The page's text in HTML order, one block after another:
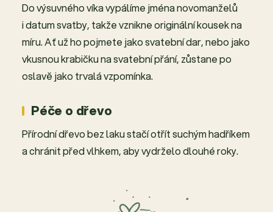
Do výsuvného víka vypálíme jména novomanželů
i datum svatby, takže vznikne originální kousek na
míru. Ať už ho pojmete jako svatební dar, nebo jako
vkusnou krabičku na svatební přání, zůstane po
oslavě jako trvalá vzpomínka.
Péče o dřevo
Přírodní dřevo bez laku stačí otřít suchým hadříkem
a chránit před vlhkem, aby vydrželo dlouhé roky.